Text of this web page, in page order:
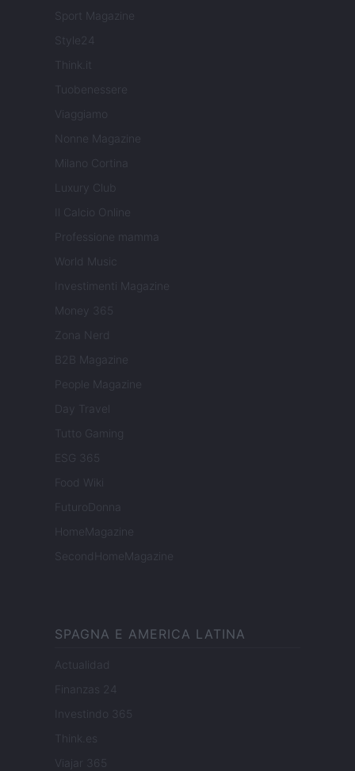
Sport Magazine
Style24
Think.it
Tuobenessere
Viaggiamo
Nonne Magazine
Milano Cortina
Luxury Club
Il Calcio Online
Professione mamma
World Music
Investimenti Magazine
Money 365
Zona Nerd
B2B Magazine
People Magazine
Day Travel
Tutto Gaming
ESG 365
Food Wiki
FuturoDonna
HomeMagazine
SecondHomeMagazine
SPAGNA E AMERICA LATINA
Actualidad
Finanzas 24
Investindo 365
Think.es
Viajar 365